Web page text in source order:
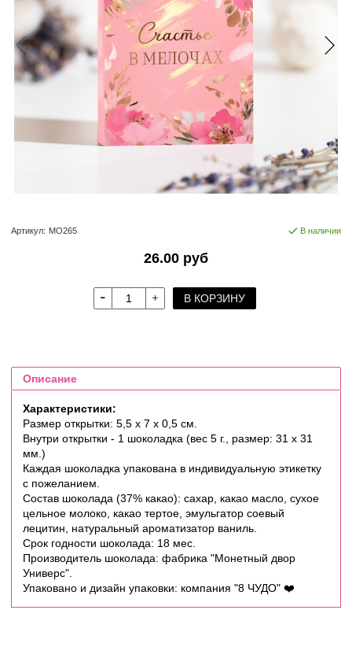
Артикул: МО265 В наличии
26.00 руб
В КОРЗИНУ
Описание
Характеристики:
Размер открытки: 5,5 х 7 х 0,5 см.
Внутри открытки - 1 шоколадка (вес 5 г., размер: 31 х 31
мм.)
Каждая шоколадка упакована в индивидуальную этикетку
с пожеланием.
Состав шоколада (37% какао): сахар, какао масло, сухое
цельное молоко, какао тертое, эмульгатор соевый
лецитин, натуральный ароматизатор ваниль.
Срок годности шоколада: 18 мес.
Производитель шоколада: фабрика "Монетный двор
Универс".
Упаковано и дизайн упаковки: компания "8 ЧУДО" ❤️